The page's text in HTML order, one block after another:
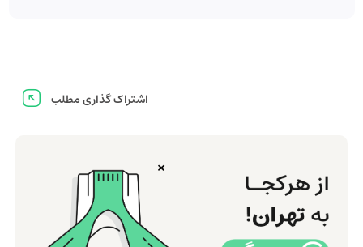
اشتراک گذاری مطلب